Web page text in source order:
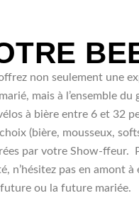
non seulement une
mais à l’ensemble
à bière entre 6 et 32
(bière, mousseux,
par votre Show-ffeur.
n’hésitez pas en amont
ou la future mariée.